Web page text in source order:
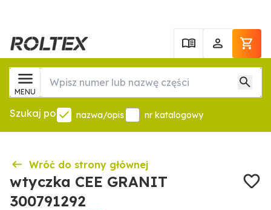
MENU
Szukaj po nazwa/opis nr katalogowy
Wróć do strony głównej
wtyczka CEE GRANIT
300791292